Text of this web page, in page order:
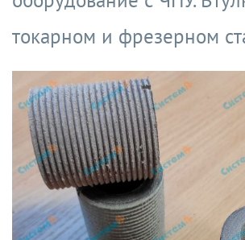
токарном и фрезерном